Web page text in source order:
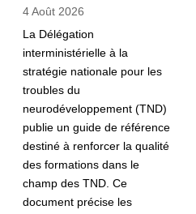
4 Août 2026
La Délégation
interministérielle à la
stratégie nationale pour les
troubles du
neurodéveloppement (TND)
publie un guide de référence
destiné à renforcer la qualité
des formations dans le
champ des TND. Ce
document précise les